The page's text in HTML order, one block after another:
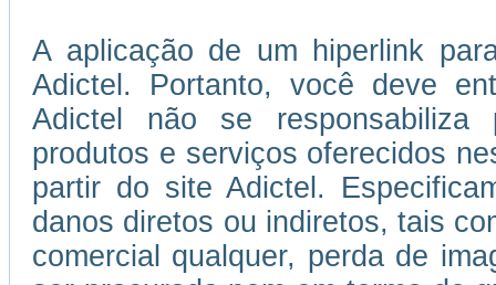
A aplicação de um hiperlink
Adictel. Portanto, você deve
Adictel não se responsabiliza
produtos e serviços oferecidos
partir do site Adictel.
danos diretos ou indiretos, tais
comercial qualquer, perda de